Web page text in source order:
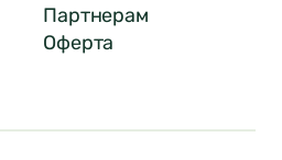
Партнерам
Оферта